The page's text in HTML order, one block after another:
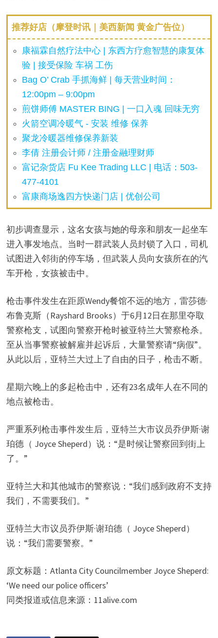
推荐好店（摩登时讯｜美西新闻 黄金广告位）
康福霖自然疗法中心 | 东西方疗愈智慧的康复体
验 | 接受保险 车祸 工伤
Bag O’ Crab 手抓海鲜 | 每天营业时间：
12:00pm – 9:00pm
煎饼师傅 MASTER BING | 一口入魂 回味无穷
火箭空调冷暖气 - 安装 维修 保养
聚龙冷暖器维修保养新装
李倩 注册会计师 / 注册金融理财师
富记杂货店 Fu Kee Trading LLC | 电话：503-
477-4101
富康商场逸四方快递门店 | 优创公司
初步调查显示，这名女孩与她的母亲和朋友一起坐车
进入事发地点。当时一群武装人员封锁了入口，司机
试图进入邻街的停车场，但武装人员向女孩所在的汽
车开枪，女孩被击中。
枪击事件发生在距原Wendy餐馆不远的地方，雷莎德·
布鲁克斯（Rayshard Brooks）于6月12日在那里夺取
警察枪支，试图向警察开枪时被亚特兰大警察枪杀。
至从当事警察被解雇并起诉后，大量警察请“病假”。
从此以后，亚特兰大过上了自由的日子，枪击不断。
星期六晚上的多起枪击中，还有23名成年人在不同的
地点被枪击。
严重系列枪击事件发生后，亚特兰大市议员乔伊斯·谢
珀德（ Joyce Sheperd）说：“是时候让警察回到街上
了。”
亚特兰大和其他城市的警察说：“我们感到政府不支持
我们，不需要我们。”
亚特兰大市议员乔伊斯·谢珀德（ Joyce Sheperd）
说：“我们需要警察。”
原文标题：Atlanta City Councilmember Joyce Sheperd:
‘We need our police officers’
同类报道或信息来源：11alive.com